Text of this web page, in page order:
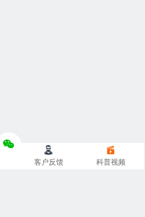
客户反馈 科普视频